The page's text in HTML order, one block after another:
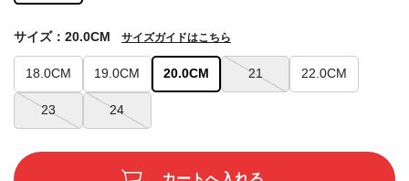
18.0CM 19.0CM 20.0CM 21 22.0CM
23 24
サイズ：20.0CM サイズガイドはこちら